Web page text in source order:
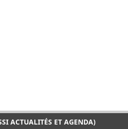
ACTUALITÉS ET AGENDA)